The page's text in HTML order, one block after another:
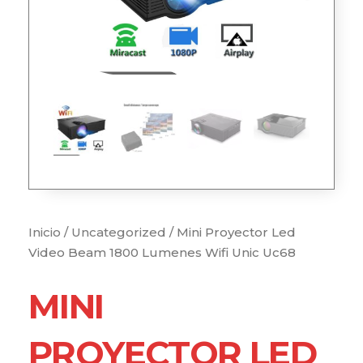
Inicio / Uncategorized / Mini Proyector Led
Video Beam 1800 Lumenes Wifi Unic Uc68
MINI
PROYECTOR LED